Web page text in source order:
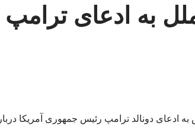
به ادعای ترامپ
ادعای دونالد ترامپ رئیس جمهوری آمریکا